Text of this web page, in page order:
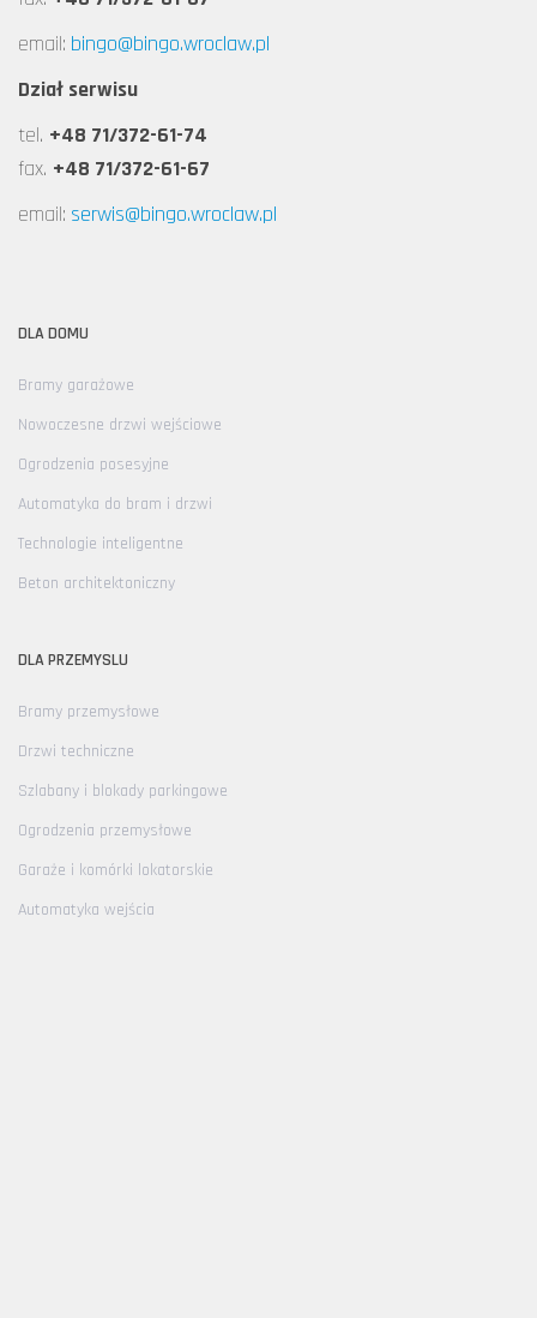
email: bingo@bingo.wroclaw.pl
Dział serwisu
tel. +48 71/372-61-74
fax. +48 71/372-61-67
email: serwis@bingo.wroclaw.pl
DLA DOMU
Bramy garażowe
Nowoczesne drzwi wejściowe
Ogrodzenia posesyjne
Automatyka do bram i drzwi
Technologie inteligentne
Beton architektoniczny
DLA PRZEMYSLU
Bramy przemysłowe
Drzwi techniczne
Szlabany i blokady parkingowe
Ogrodzenia przemysłowe
Garaże i komórki lokatorskie
Automatyka wejścia